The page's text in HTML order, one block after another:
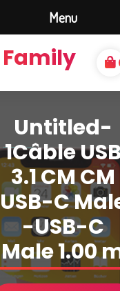
Untitled-
1Câble
3.1 CM CM
USB-C
-USB-C
Male 1.00
Menu